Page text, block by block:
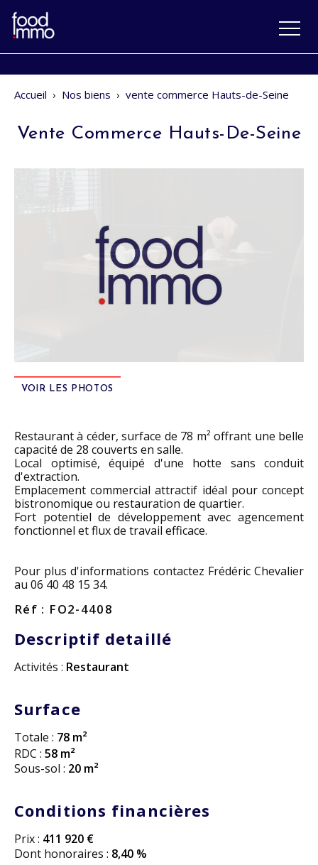
Accueil › Nos biens › vente commerce Hauts-de-Seine
Vente Commerce Hauts-De-Seine
VOIR LES PHOTOS
Restaurant à céder, surface de 78 m² offrant une belle
capacité de 28 couverts en salle.
Local optimisé, équipé d'une hotte sans conduit
d'extraction.
Emplacement commercial attractif idéal pour concept
bistronomique ou restauration de quartier.
Fort potentiel de développement avec agencement
fonctionnel et flux de travail efficace.
Pour plus d'informations contactez Frédéric Chevalier
au 06 40 48 15 34.
Réf : FO2-4408
Descriptif detaillé
Activités : Restaurant
Surface
Totale : 78 m²
RDC : 58 m²
Sous-sol : 20 m²
Conditions financières
Prix : 411 920 €
Dont honoraires : 8,40 %